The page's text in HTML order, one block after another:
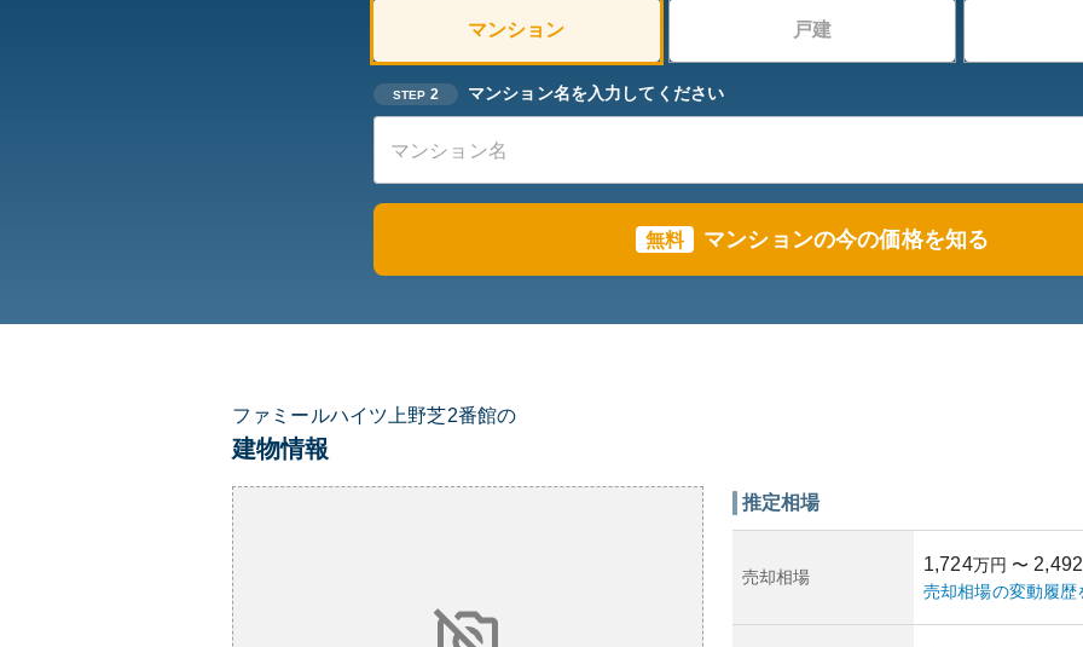
マンション 戸建
STEP 2 マンション名を入力してください
無料 マンションの今の価格を知る
ファミールハイツ上野芝2番館の
建物情報
推定相場
売却相場
1,724万円 〜 2,492
売却相場の変動履歴